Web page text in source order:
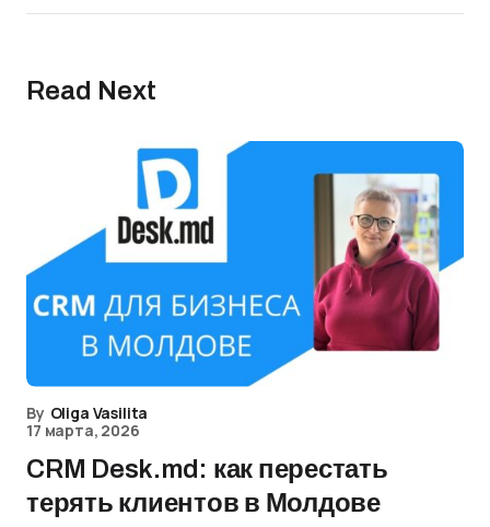
Read Next
By Oliga Vasilita
17 марта, 2026
CRM Desk.md: как перестать
терять клиентов в Молдове